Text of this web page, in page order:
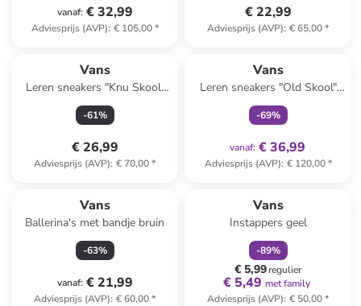
vanaf: € 32,99
Adviesprijs (AVP): € 105,00*
€ 22,99
Adviesprijs (AVP): € 65,00*
Vans
Leren sneakers "Knu Skool"
lichtroze
-61%
€ 26,99
Adviesprijs (AVP): € 70,00*
Vans
Leren sneakers "Old Skool"
groen
-69%
vanaf: € 36,99
Adviesprijs (AVP): € 120,00*
Vans
Ballerina's met bandje bruin
-63%
vanaf: € 21,99
Adviesprijs (AVP): € 60,00*
Vans
Instappers geel
-89%
€ 5,99regulier
€ 5,49 met family
Adviesprijs (AVP): € 50,00*